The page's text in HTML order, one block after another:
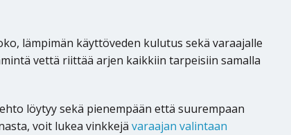
lämpimän käyttöveden kulutus sekä varaajalle
vettä riittää arjen kaikkiin tarpeisiin samalla
löytyy sekä pienempään että suurempaan
voit lukea vinkkejä varaajan valintaan